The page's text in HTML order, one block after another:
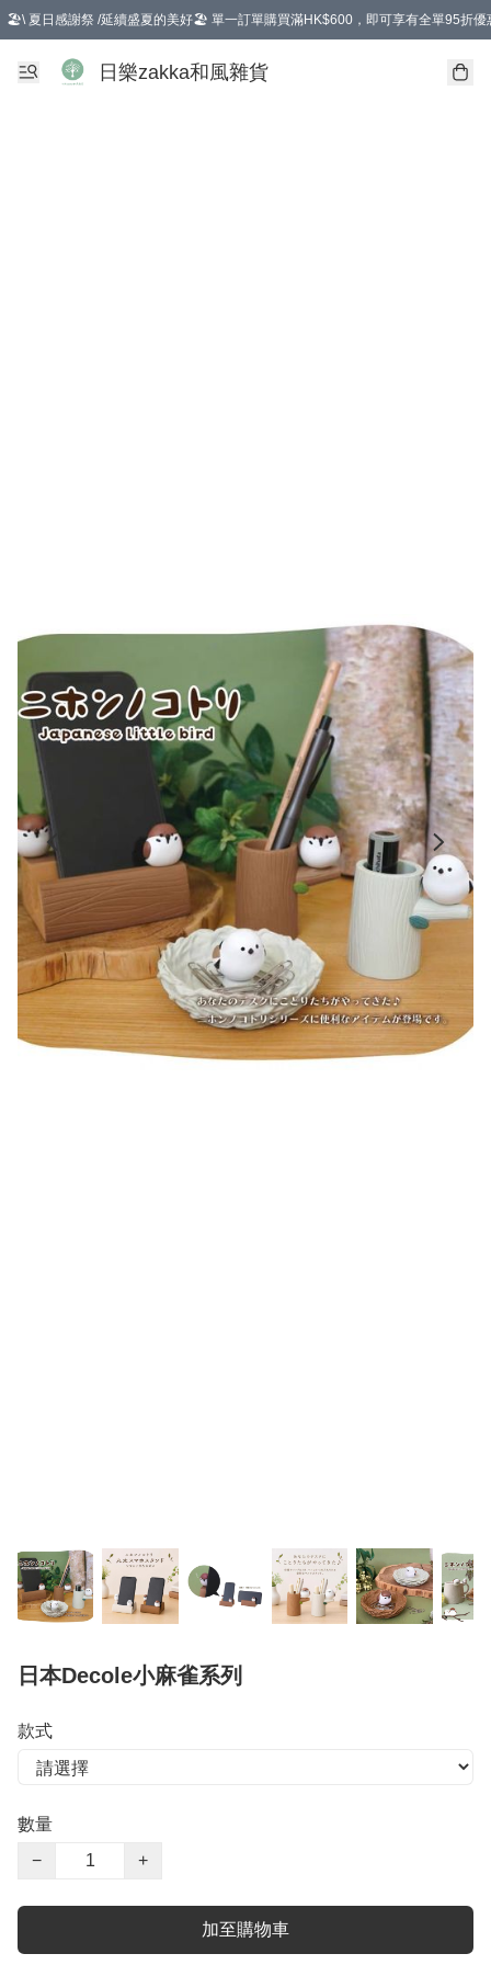
🏖️\ 夏日感謝祭 /延續盛夏的美好🏖️ 單一訂單購買滿HK$600，即可享有全單95折優
選擇GoGoX住宅/工商地址配送，單一訂單消費購物滿HK$680(折扣後），可享有
日樂zakka和風雜貨
日本Decole小麻雀系列
款式
數量
−
+
加至購物車